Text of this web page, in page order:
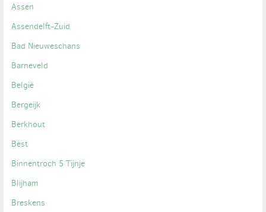
Assen
Assendelft-Zuid
Bad Nieuweschans
Barneveld
België
Bergeijk
Berkhout
Best
Binnentroch 5 Tijnje
Blijham
Breskens